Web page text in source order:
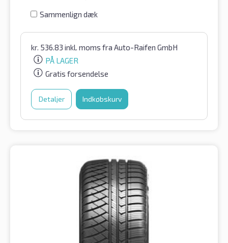
Sammenlign dæk
kr. 536.83 inkl. moms fra Auto-Raifen GmbH
PÅ LAGER
Gratis forsendelse
Detaljer Indkøbskurv